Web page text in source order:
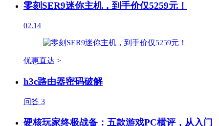
零刻SER9迷你主机，到手价仅5259元！
02.14
优惠直达 >
h3c路由器密码破解
问答 3
硬核玩家终极战备：五款游戏PC横评，从入门